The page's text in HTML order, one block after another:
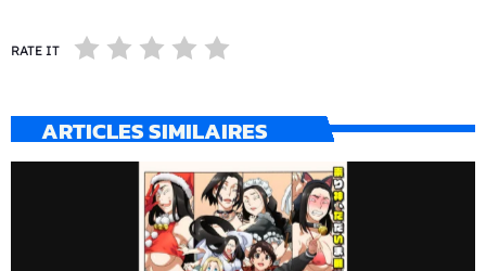
RATE IT
ARTICLES SIMILAIRES